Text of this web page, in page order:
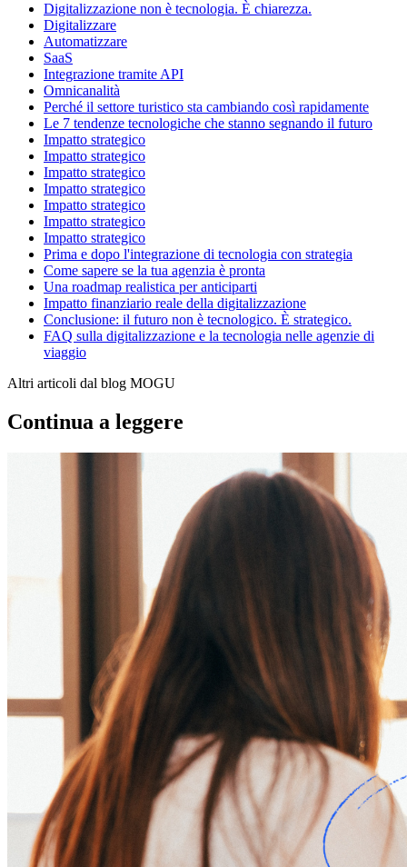
Digitalizzazione non è tecnologia. È chiarezza.
Digitalizzare
Automatizzare
SaaS
Integrazione tramite API
Omnicanalità
Perché il settore turistico sta cambiando così rapidamente
Le 7 tendenze tecnologiche che stanno segnando il futuro
Impatto strategico
Impatto strategico
Impatto strategico
Impatto strategico
Impatto strategico
Impatto strategico
Impatto strategico
Prima e dopo l'integrazione di tecnologia con strategia
Come sapere se la tua agenzia è pronta
Una roadmap realistica per anticiparti
Impatto finanziario reale della digitalizzazione
Conclusione: il futuro non è tecnologico. È strategico.
FAQ sulla digitalizzazione e la tecnologia nelle agenzie di
viaggio
Altri articoli dal blog MOGU
Continua a leggere